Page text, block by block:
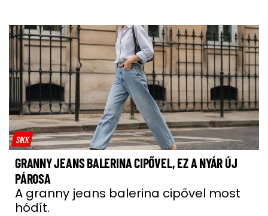
SIKK
GRANNY JEANS BALERINA CIPŐVEL, EZ A NYÁR ÚJ
PÁROSA
A granny jeans balerina cipővel most
hódít.